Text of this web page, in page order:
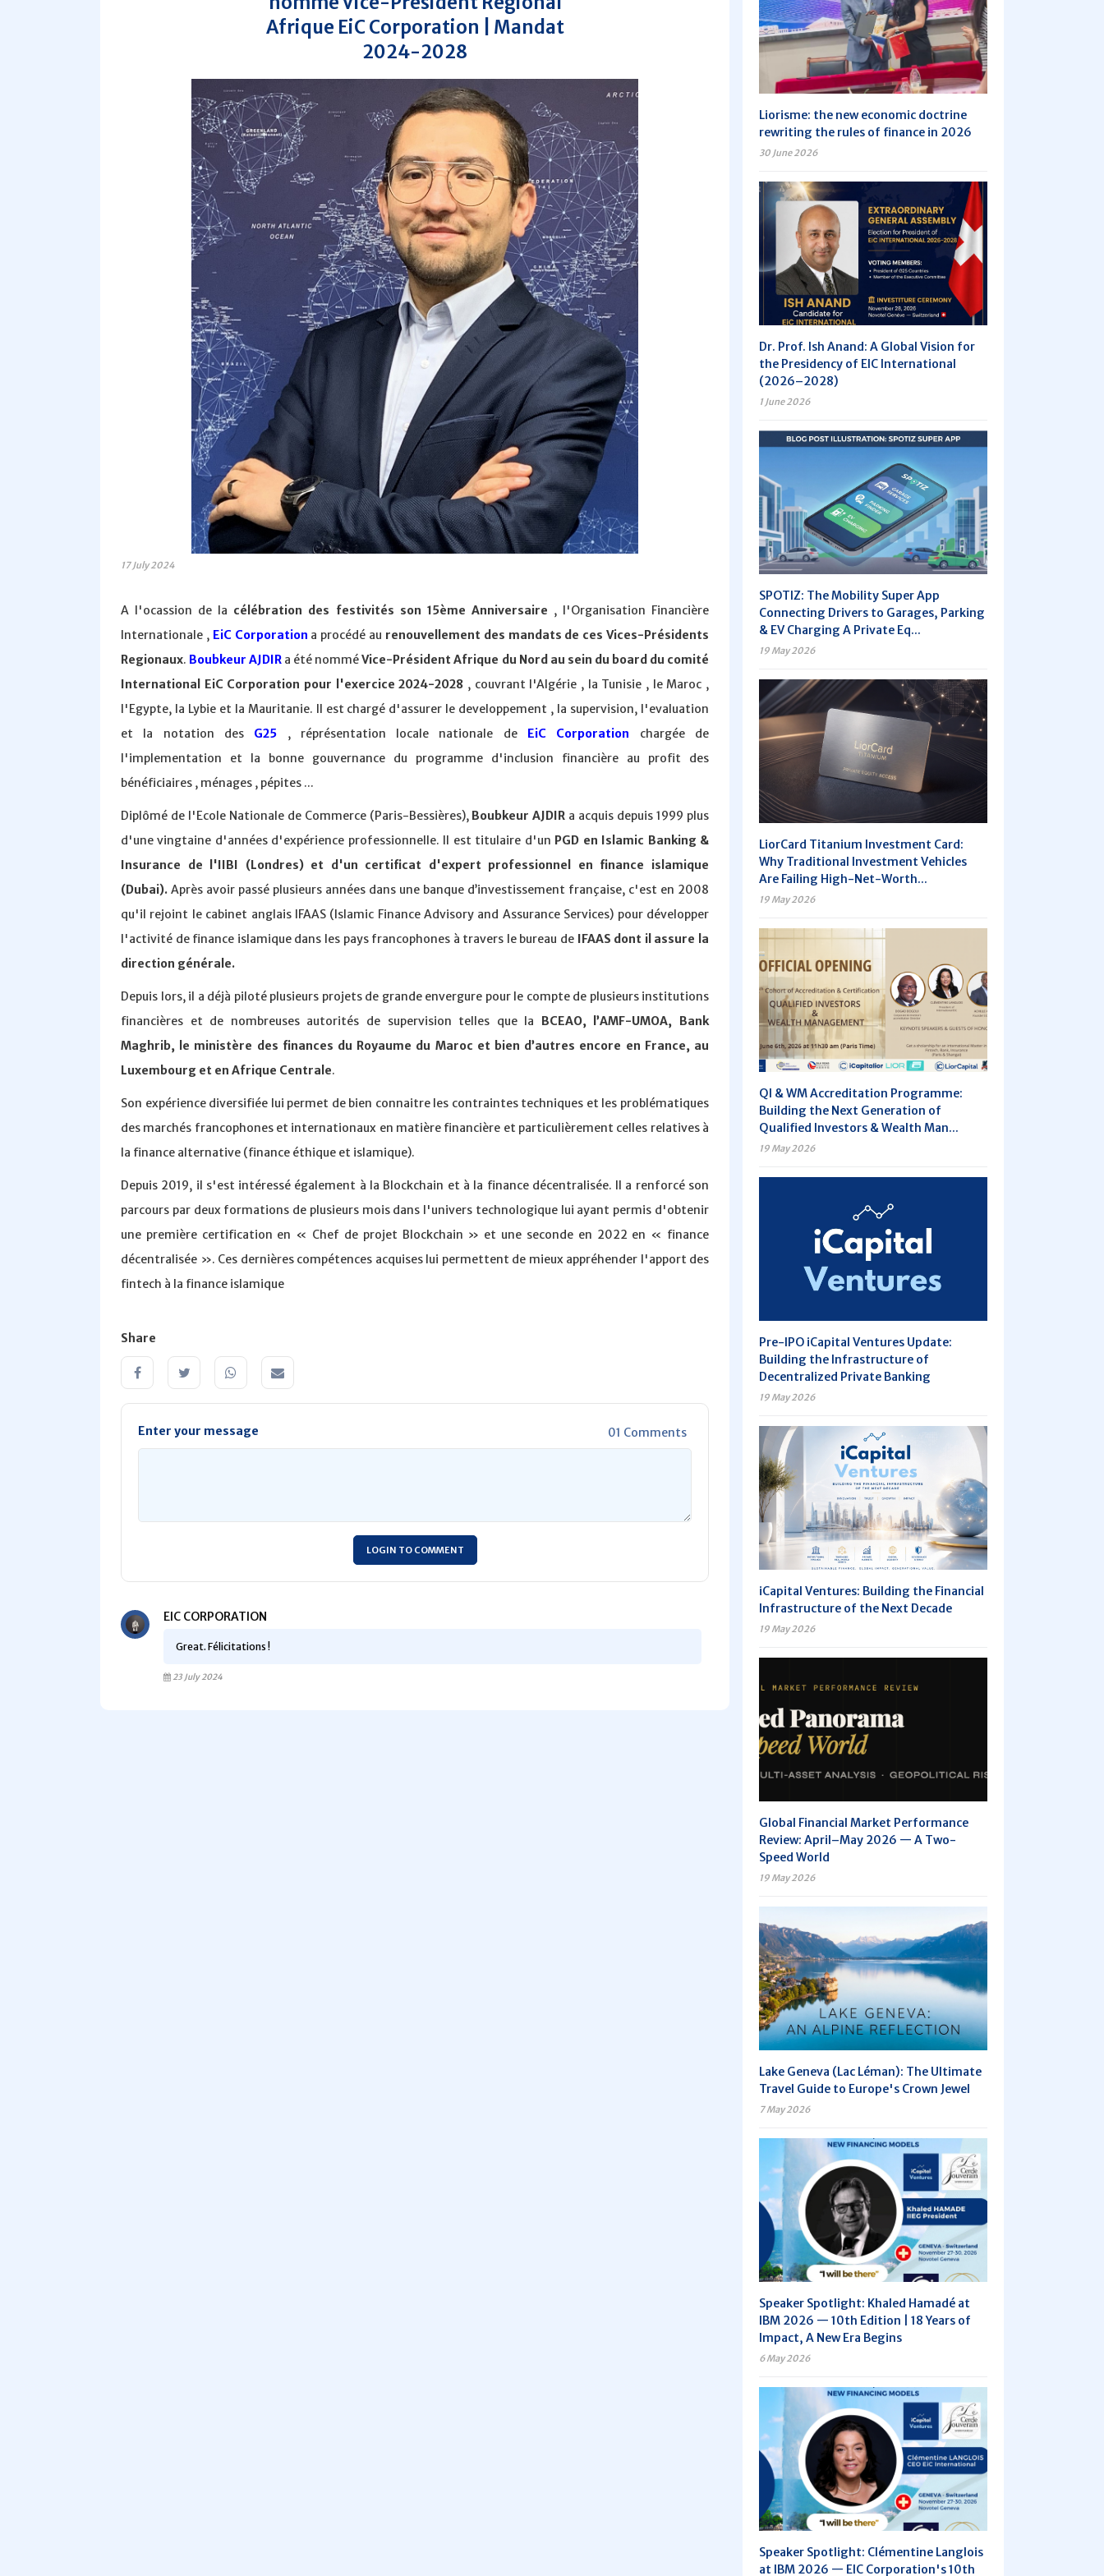
Afrique EiC Corporation | Mandat
2024-2028
17 July 2024
A l'ocassion de la célébration des festivités son 15ème Anniversaire , l'Organisation Financière
Internationale , EiC Corporation a procédé au renouvellement des mandats de ces Vices-Présidents
Regionaux. Boubkeur AJDIR a été nomméVice-Président Afrique du Nord au sein du board du comité
International EiC Corporation pour l'exercice 2024-2028 , couvrant l'Algérie , la Tunisie , le Maroc ,
l'Egypte, la Lybie et la Mauritanie. Il est chargé d'assurer le developpement , la supervision, l'evaluation
et la notation des G25 , réprésentation locale nationale de EiC Corporation chargée de
l'implementation et la bonne gouvernance du programme d'inclusion financière au profit des
bénéficiaires , ménages , pépites ...
Diplômé de l'Ecole Nationale de Commerce (Paris-Bessières), Boubkeur AJDIR a acquis depuis 1999 plus
d'une vingtaine d'années d'expérience professionnelle. Il est titulaire d'un PGD en Islamic Banking &
Insurance de l'IIBI (Londres) et d'un certificat d'expert professionnel en finance islamique
(Dubai). Après avoir passé plusieurs années dans une banque d’investissement française, c'est en 2008
qu'il rejoint le cabinet anglais IFAAS (Islamic Finance Advisory and Assurance Services) pour développer
l'activité de finance islamique dans les pays francophones à travers le bureau de IFAAS dont il assure la
direction générale.
Depuis lors, il a déjà piloté plusieurs projets de grande envergure pour le compte de plusieurs institutions
financières et de nombreuses autorités de supervision telles que la BCEAO, l’AMF-UMOA, Bank
Maghrib, le ministère des finances du Royaume du Maroc et bien d’autres encore en France, au
Luxembourg et en Afrique Centrale.
Son expérience diversifiée lui permet de bien connaitre les contraintes techniques et les problématiques
des marchés francophones et internationaux en matière financière et particulièrement celles relatives à
la finance alternative (finance éthique et islamique).
Depuis 2019, il s'est intéressé également à la Blockchain et à la finance décentralisée. Il a renforcé son
parcours par deux formations de plusieurs mois dans l'univers technologique lui ayant permis d'obtenir
une première certification en « Chef de projet Blockchain » et une seconde en 2022 en « finance
décentralisée ». Ces dernières compétences acquises lui permettent de mieux appréhender l'apport des
fintech à la finance islamique
Share
01 Comments
Enter your message
LOGIN TO COMMENT
EIC CORPORATION
Great. Félicitations !
23 July 2024
Liorisme: the new economic doctrine
rewriting the rules of finance in 2026
30 June 2026
Dr. Prof. Ish Anand: A Global Vision for
the Presidency of EIC International
(2026–2028)
1 June 2026
SPOTIZ: The Mobility Super App
Connecting Drivers to Garages, Parking
& EV Charging A Private Eq...
19 May 2026
LiorCard Titanium Investment Card:
Why Traditional Investment Vehicles
Are Failing High-Net-Worth...
19 May 2026
QI & WM Accreditation Programme:
Building the Next Generation of
Qualified Investors & Wealth Man...
19 May 2026
Pre-IPO iCapital Ventures Update:
Building the Infrastructure of
Decentralized Private Banking
19 May 2026
iCapital Ventures: Building the Financial
Infrastructure of the Next Decade
19 May 2026
Global Financial Market Performance
Review: April–May 2026 — A Two-
Speed World
19 May 2026
Lake Geneva (Lac Léman): The Ultimate
Travel Guide to Europe's Crown Jewel
7 May 2026
Speaker Spotlight: Khaled Hamadé at
IBM 2026 — 10th Edition | 18 Years of
Impact, A New Era Begins
6 May 2026
Speaker Spotlight: Clémentine Langlois
at IBM 2026 — EIC Corporation's 10th